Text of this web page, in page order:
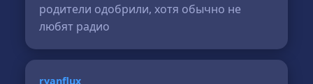
родители одобрили, хотя обычно не
любят радио
ryanflux